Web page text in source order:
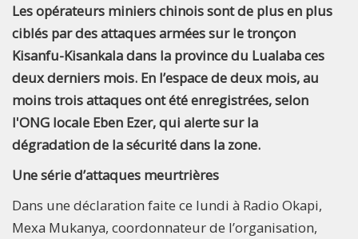
Les opérateurs miniers chinois sont de plus en plus
ciblés par des attaques armées sur le tronçon
Kisanfu-Kisankala dans la province du Lualaba ces
deux derniers mois. En l’espace de deux mois, au
moins trois attaques ont été enregistrées, selon
l'ONG locale Eben Ezer, qui alerte sur la
dégradation de la sécurité dans la zone.
Une série d’attaques meurtrières
Dans une déclaration faite ce lundi à Radio Okapi,
Mexa Mukanya, coordonnateur de l’organisation,